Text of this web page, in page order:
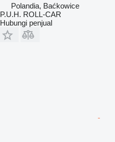
Polandia, Baćkowice
P.U.H. ROLL-CAR
Hubungi penjual